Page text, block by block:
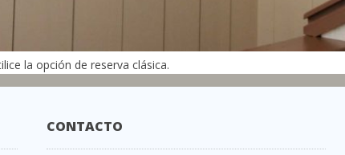
la opción de reserva clásica.
CONTACTO